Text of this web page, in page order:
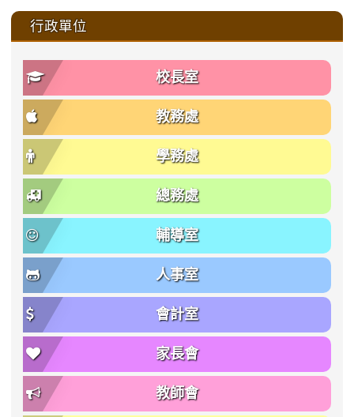
::: 行政單位
校長室
教務處
學務處
總務處
輔導室
人事室
會計室
家長會
教師會